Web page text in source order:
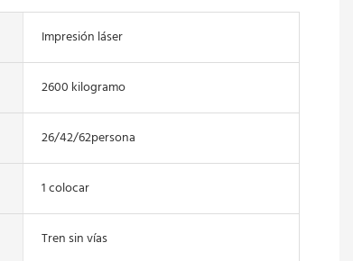
Impresión láser
2600 kilogramo
26/42/62persona
1 colocar
Tren sin vías